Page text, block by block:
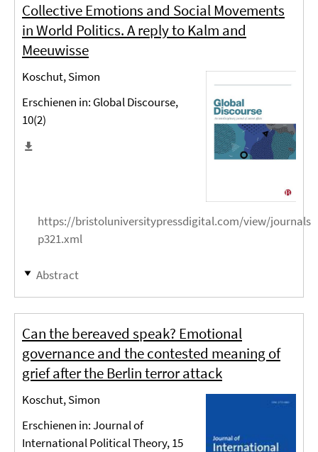
Collective Emotions and Social Movements
in World Politics. A reply to Kalm and
Meeuwisse
Koschut, Simon
Erschienen in: Global Discourse,
10(2)
https://bristoluniversitypressdigital.com/view/
p321.xml
Abstract
Can the bereaved speak? Emotional
governance and the contested meaning of
grief after the Berlin terror attack
Koschut, Simon
Erschienen in: Journal of
International Political Theory, 15